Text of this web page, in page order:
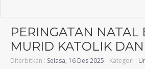
PERINGATAN NATAL
MURID KATOLIK
Diterbitkan : Selasa, 16 Des 2025 - Kategori :